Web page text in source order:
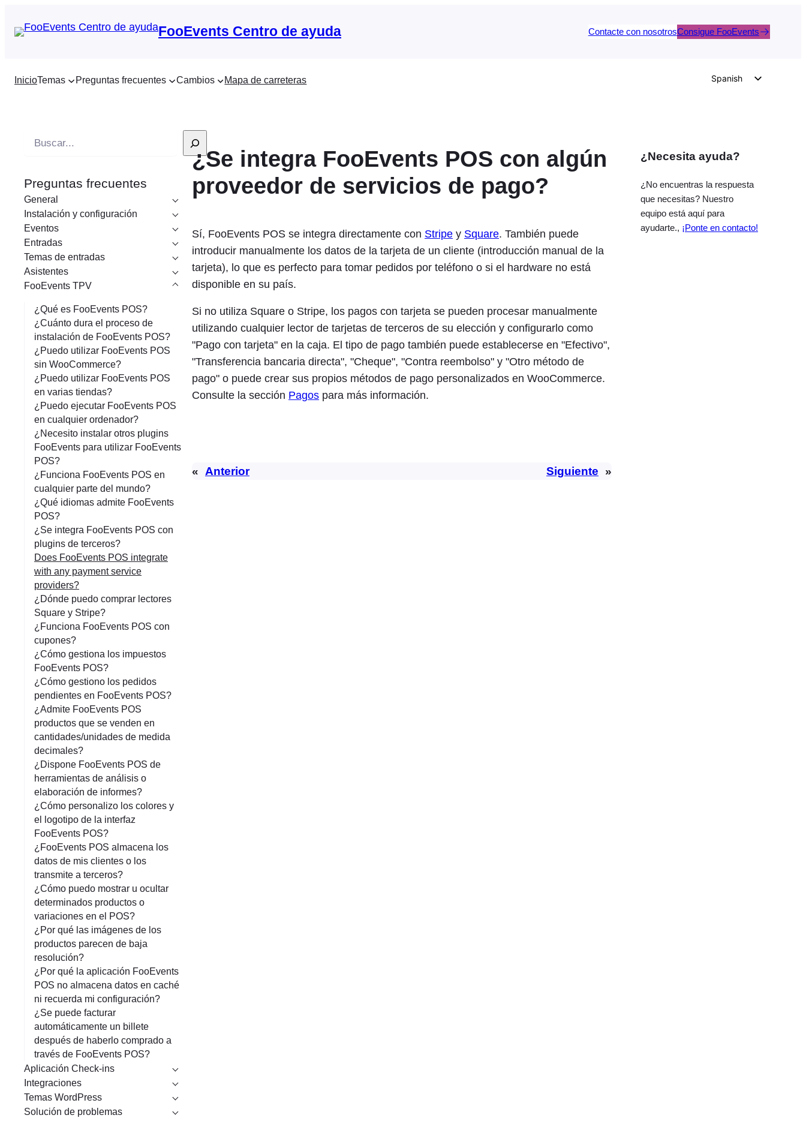
FooEvents Centro de ayuda Contacte con nosotrosConsigue FooEvents
InicioTemas Preguntas frecuentes Cambios Mapa de carreteras
Spanish
Italian
French
Polish
c
a
r
e
n
Preguntas frecuentes
General
Instalación y configuración
Eventos
Entradas
Temas de entradas
Asistentes
FooEvents TPV
¿Qué es FooEvents POS?
¿Cuánto dura el proceso de
instalación de FooEvents POS?
¿Puedo utilizar FooEvents POS
sin WooCommerce?
¿Puedo utilizar FooEvents POS
en varias tiendas?
¿Puedo ejecutar FooEvents POS
en cualquier ordenador?
¿Necesito instalar otros plugins
FooEvents para utilizar FooEvents
POS?
¿Funciona FooEvents POS en
cualquier parte del mundo?
¿Qué idiomas admite FooEvents
POS?
¿Se integra FooEvents POS con
plugins de terceros?
Does FooEvents POS integrate
with any payment service
providers?
¿Dónde puedo comprar lectores
Square y Stripe?
¿Funciona FooEvents POS con
cupones?
¿Cómo gestiona los impuestos
FooEvents POS?
¿Cómo gestiono los pedidos
pendientes en FooEvents POS?
¿Admite FooEvents POS
productos que se venden en
cantidades/unidades de medida
decimales?
¿Dispone FooEvents POS de
herramientas de análisis o
elaboración de informes?
¿Cómo personalizo los colores y
el logotipo de la interfaz
FooEvents POS?
¿FooEvents POS almacena los
datos de mis clientes o los
transmite a terceros?
¿Cómo puedo mostrar u ocultar
determinados productos o
variaciones en el POS?
¿Por qué las imágenes de los
productos parecen de baja
resolución?
¿Por qué la aplicación FooEvents
POS no almacena datos en caché
ni recuerda mi configuración?
¿Se puede facturar
automáticamente un billete
después de haberlo comprado a
través de FooEvents POS?
Aplicación Check-ins
Integraciones
Temas WordPress
Solución de problemas
¿Se integra FooEvents POS con algún
proveedor de servicios de pago?
Sí, FooEvents POS se integra directamente con Stripe y Square. También puede
introducir manualmente los datos de la tarjeta de un cliente (introducción manual de la
tarjeta), lo que es perfecto para tomar pedidos por teléfono o si el hardware no está
disponible en su país.
Si no utiliza Square o Stripe, los pagos con tarjeta se pueden procesar manualmente
utilizando cualquier lector de tarjetas de terceros de su elección y configurarlo como
"Pago con tarjeta" en la caja. El tipo de pago también puede establecerse en "Efectivo",
"Transferencia bancaria directa", "Cheque", "Contra reembolso" y "Otro método de
pago" o puede crear sus propios métodos de pago personalizados en WooCommerce.
Consulte la sección Pagos para más información.
« Anterior Siguiente »
¿Necesita ayuda?
¿No encuentras la respuesta
que necesitas? Nuestro
equipo está aquí para
ayudarte., ¡Ponte en contacto!